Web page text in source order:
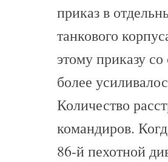
приказ в
танкового
этому приказу
более
Количество
командиров.
86-й пехотной